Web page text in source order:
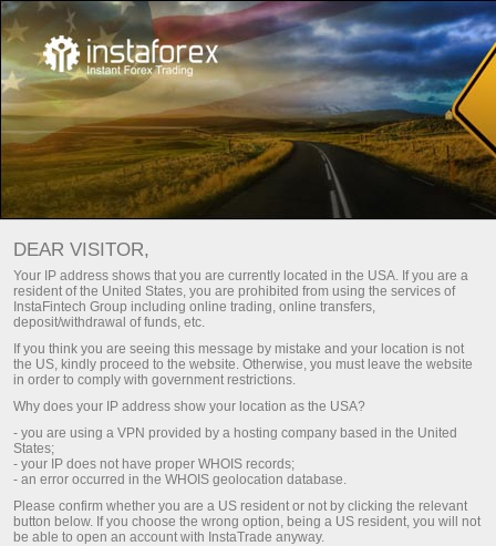
CÓMO CONVERTIRSE EN UN
USUARIO DEL SISTEMA DE LAS
PAMM?
Descargue la plataforma de operaciones Metatrader
DEAR VISITOR,
Your IP address shows that you are currently located in the USA. If you are a
resident of the United States, you are prohibited from using the services of
InstaFintech Group including online trading, online transfers,
deposit/withdrawal of funds, etc.
If you think you are seeing this message by mistake and your location is not
the US, kindly proceed to the website. Otherwise, you must leave the website
in order to comply with government restrictions.
Why does your IP address show your location as the USA?
- you are using a VPN provided by a hosting company based in the United
States;
- your IP does not have proper WHOIS records;
- an error occurred in the WHOIS geolocation database.
Please confirm whether you are a US resident or not by clicking the relevant
button below. If you choose the wrong option, being a US resident, you will not
be able to open an account with InstaTrade anyway.